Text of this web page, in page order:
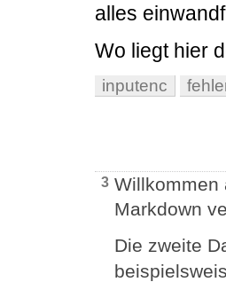
alles
Wo liegt hier
inputenc
3 Willkommen
Markdown
Die zweite